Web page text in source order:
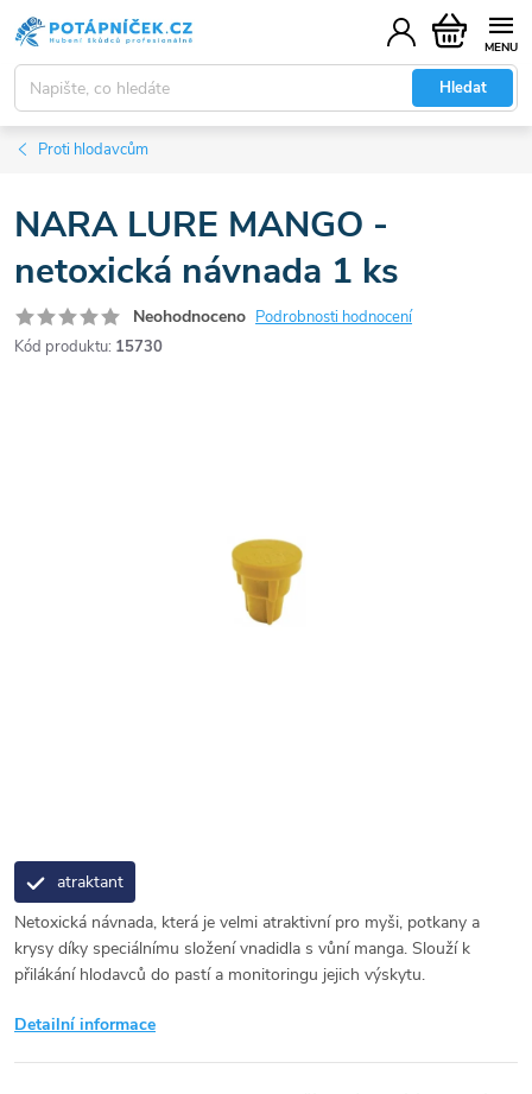
Přejít
na
obsah
Hledat
Nákupní
košík
Proti hlodavcům
NARA LURE MANGO -
netoxická návnada 1 ks
Neohodnoceno Podrobnosti hodnocení
Kód produktu: 15730
atraktant
Netoxická návnada, která je velmi atraktivní pro myši, potkany a
krysy díky speciálnímu složení vnadidla s vůní manga. Slouží k
přilákání hlodavců do pastí a monitoringu jejich výskytu.
Detailní informace